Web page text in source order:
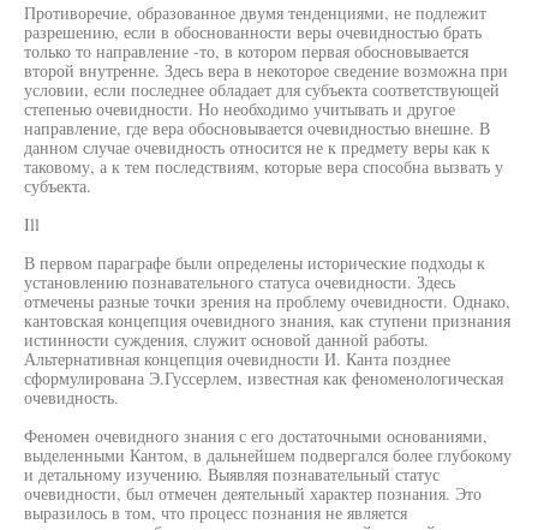
Противоречие, образованное двумя тенденциями, не подлежит
разрешению, если в обоснованности веры очевидностью брать
только то направление -то, в котором первая обосновывается
второй внутренне. Здесь вера в некоторое сведение возможна при
условии, если последнее обладает для субъекта соответствующей
степенью очевидности. Но необходимо учитывать и другое
направление, где вера обосновывается очевидностью внешне. В
данном случае очевидность относится не к предмету веры как к
таковому, а к тем последствиям, которые вера способна вызвать у
субъекта.
Ill
В первом параграфе были определены исторические подходы к
установлению познавательного статуса очевидности. Здесь
отмечены разные точки зрения на проблему очевидности. Однако,
кантовская концепция очевидного знания, как ступени признания
истинности суждения, служит основой данной работы.
Альтернативная концепция очевидности И. Канта позднее
сформулирована Э.Гуссерлем, известная как феноменологическая
очевидность.
Феномен очевидного знания с его достаточными основаниями,
выделенными Кантом, в дальнейшем подвергался более глубокому
и детальному изучению. Выявляя познавательный статус
очевидности, был отмечен деятельный характер познания. Это
выразилось в том, что процесс познания не является